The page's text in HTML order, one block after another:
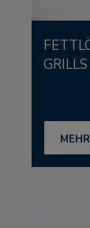
FETTLÖSER FÜR BACKÖFEN,